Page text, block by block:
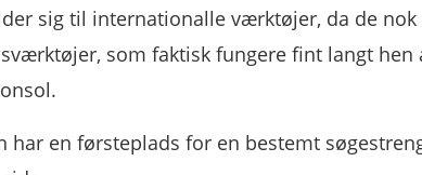
sig til internationalle værktøjer, da de
som faktisk fungere fint langt hen
har en førsteplads for en bestemt